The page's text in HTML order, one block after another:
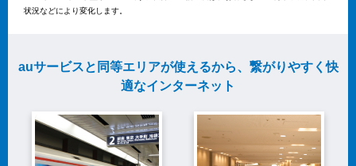
状況などにより変化します。
auサービスと同等エリアが使えるから、繋がりやすく快
適なインターネット